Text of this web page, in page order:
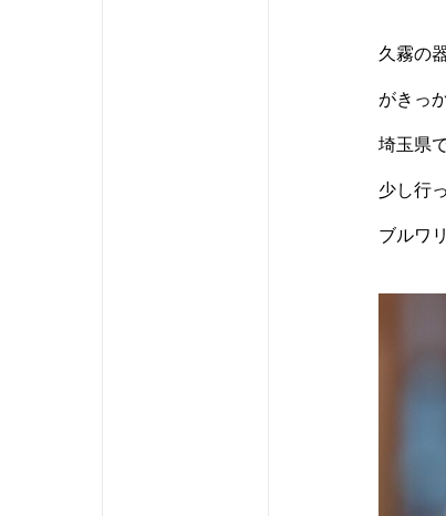
久霧の
がきっ
埼玉県
少し行
ブルワ